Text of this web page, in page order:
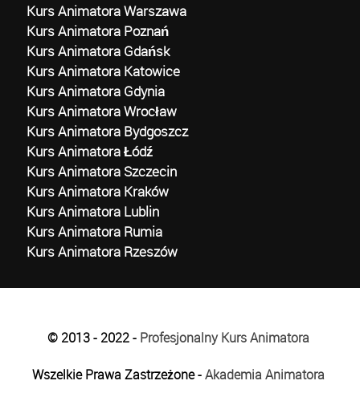
Kurs Animatora Warszawa
Kurs Animatora Poznań
Kurs Animatora Gdańsk
Kurs Animatora Katowice
Kurs Animatora Gdynia
Kurs Animatora Wrocław
Kurs Animatora Bydgoszcz
Kurs Animatora Łódź
Kurs Animatora Szczecin
Kurs Animatora Kraków
Kurs Animatora Lublin
Kurs Animatora Rumia
Kurs Animatora Rzeszów
© 2013 - 2022 - Profesjonalny Kurs Animatora
Wszelkie Prawa Zastrzeżone -Akademia Animatora